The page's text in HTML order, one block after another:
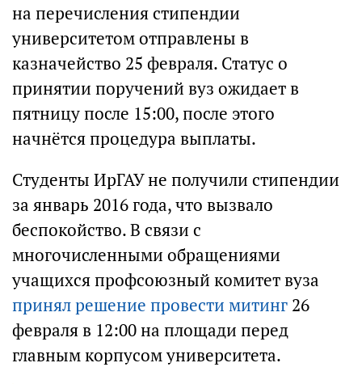
на перечисления стипендии
университетом отправлены в
казначейство 25 февраля. Статус о
принятии поручений вуз ожидает в
пятницу после 15:00, после этого
начнётся процедура выплаты.
Студенты ИрГАУ не получили стипендии
за январь 2016 года, что вызвало
беспокойство. В связи с
многочисленными обращениями
учащихся профсоюзный комитет вуза
принял решение провести митинг 26
февраля в 12:00 на площади перед
главным корпусом университета.